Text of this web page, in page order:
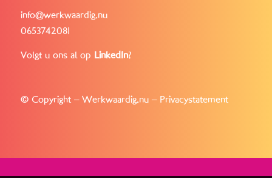
info@werkwaardig.nu
0653742081
Volgt u ons al op LinkedIn?
© Copyright – Werkwaardig.nu – Privacystatement